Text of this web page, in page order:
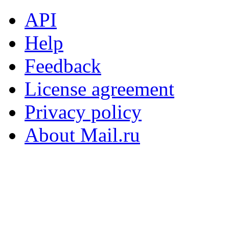
API
Help
Feedback
License agreement
Privacy policy
About Mail.ru